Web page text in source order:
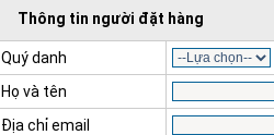
Thông tin người đặt hàng
Quý danh
Họ và tên
Địa chỉ email